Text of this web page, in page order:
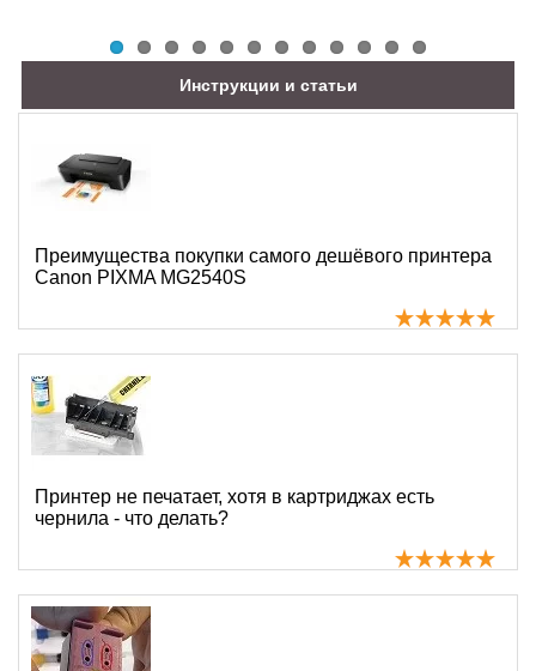
Инструкции и статьи
Преимущества покупки самого дешёвого принтера
Canon PIXMA MG2540S
Принтер не печатает, хотя в картриджах есть
чернила - что делать?